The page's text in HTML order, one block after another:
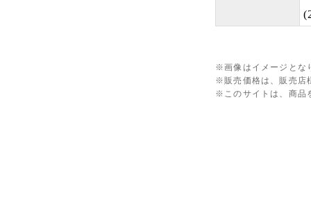
※画像はイメージとな
※販売価格は、販売店
※このサイトは、商品